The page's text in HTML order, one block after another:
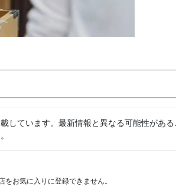
しています。最新情報と異なる可能性があ
お気に入りに登録できません。